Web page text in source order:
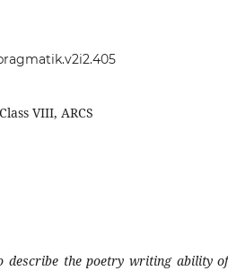
VIII, ARCS
describe the poetry writing ability